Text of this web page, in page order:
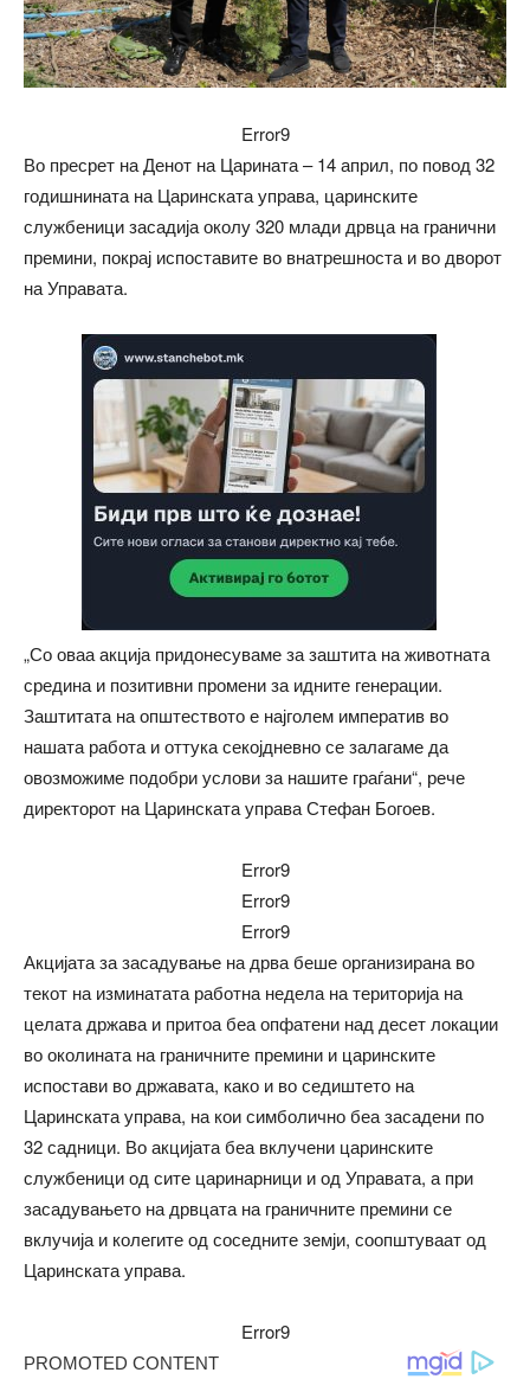
Error9
Во пресрет на Денот на Царината – 14 април, по повод 32
годишнината на Царинската управа, царинските
службеници засадија околу 320 млади дрвца на гранични
премини, покрај испоставите во внатрешноста и во дворот
на Управата.
„Со оваа акција придонесуваме за заштита на животната
средина и позитивни промени за идните генерации.
Заштитата на општеството е најголем императив во
нашата работа и оттука секојдневно се залагаме да
овозможиме подобри услови за нашите граѓани“, рече
директорот на Царинската управа Стефан Богоев.
Error9
Error9
Error9
Акцијата за засадување на дрва беше организирана во
текот на изминатата работна недела на територија на
целата држава и притоа беа опфатени над десет локации
во околината на граничните премини и царинските
испостави во државата, како и во седиштето на
Царинската управа, на кои симболично беа засадени по
32 садници. Во акцијата беа вклучени царинските
службеници од сите царинарници и од Управата, а при
засадувањето на дрвцата на граничните премини се
вклучија и колегите од соседните земји, соопштуваат од
Царинската управа.
Error9